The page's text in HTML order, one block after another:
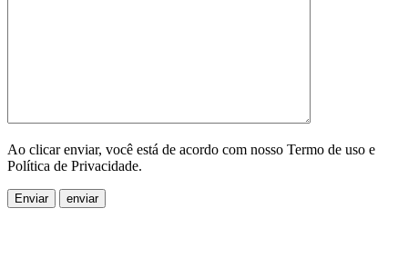
Ao clicar enviar, você está de acordo com nosso Termo de uso e
Política de Privacidade.
Enviar